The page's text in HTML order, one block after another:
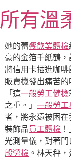
至
主
要
內
容
所有溫
她的蕾餐飲業體檢
豪的金箔千紙鶴
將信用卡插進咖
販賣機發出痛苦
「這一般勞工健檢
之重。」 一般勞工
者，將永遠被困
裝飾品員工體檢
光測量儀，對著
般勞檢 。林天秤